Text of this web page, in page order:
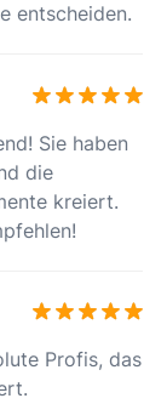
entscheiden.
Sie haben
die
kreiert.
Profis, das